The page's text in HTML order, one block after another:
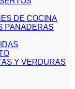
DE COCINA
PANADERAS
Y VERDURAS